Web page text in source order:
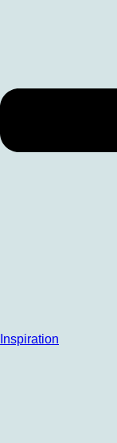
Inspiration